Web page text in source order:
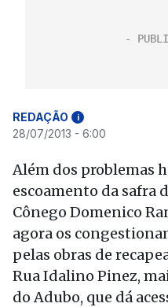
REDAÇÃO i
28/07/2013 - 6:00
Além dos problemas
escoamento da safra
Cônego Domenico
agora os
pelas obras de
Rua Idalino Pinez,
do Adubo, que dá